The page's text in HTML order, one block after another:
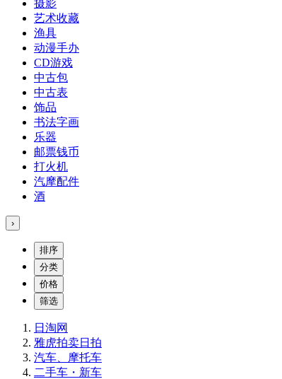
摄影
艺术收藏
渔具
动漫手办
CD游戏
中古包
中古表
饰品
书法字画
乐器
邮票钱币
打火机
汽摩配件
酒
›
排序
分类
价格
筛选
日淘网
雅虎拍卖日拍
汽车、摩托车
二手车・新车